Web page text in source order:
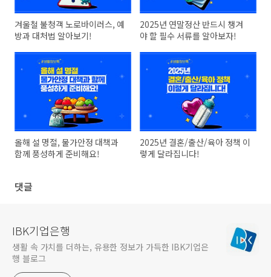
겨울철 불청객 노로바이러스, 예
방과 대처법 알아보기!
2025년 연말정산 반드시 챙겨
야 할 필수 서류를 알아보자!
올해 설 명절, 물가안정 대책과
함께 풍성하게 준비해요!
2025년 결혼/출산/육아 정책 이
렇게 달라집니다!
댓글
IBK기업은행
생활 속 가치를 더하는, 유용한 정보가 가득한 IBK기업은
행 블로그